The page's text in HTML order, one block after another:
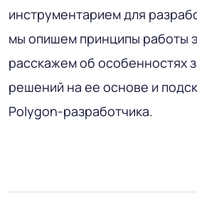
инструментарием для
мы опишем принципы работы
расскажем об особенностях
решений на ее основе и
Polygon-разработчика.